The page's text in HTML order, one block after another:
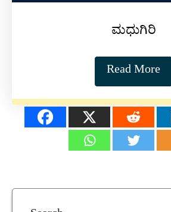
ಮಧುಗಿರಿ
Read More